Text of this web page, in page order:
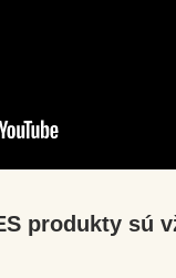
produkty sú